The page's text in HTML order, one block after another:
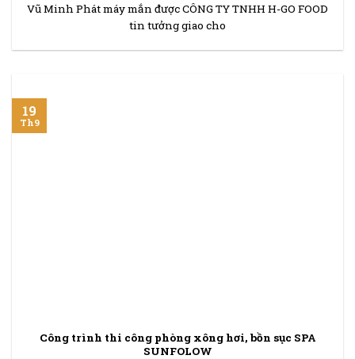
Vũ Minh Phát máy mắn được CÔNG TY TNHH H-GO FOOD
tin tưởng giao cho
Công trình thi công phòng xông hơi, bồn sục SPA
SUNFOLOW
19
Th9